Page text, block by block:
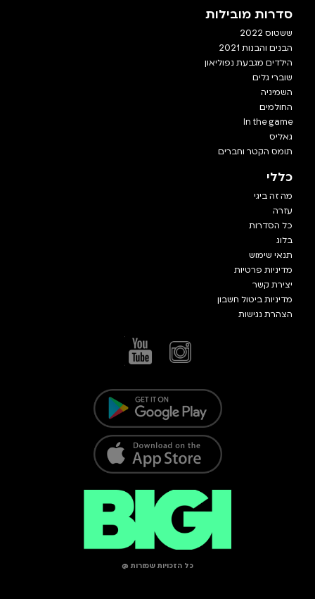
סדרות מובילות
ששטוס 2022
הבנים והבנות 2021
הילדים מגבעת נפוליאון
שוברי גלים
השמיניה
החולמים
In the game
גאליס
תומס הקטר וחברים
כללי
מה זה ביגי
עזרה
כל הסדרות
בלוג
תנאי שימוש
מדיניות פרטיות
יצירת קשר
מדיניות ביטול חשבון
הצהרת נגישות
כל הזכויות שמורות @